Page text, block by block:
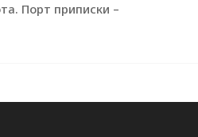
Порт приписки –